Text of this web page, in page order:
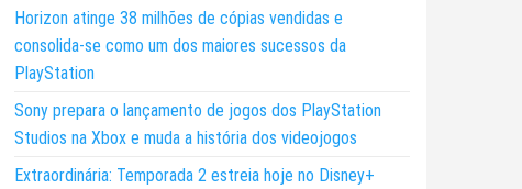
Horizon atinge 38 milhões de cópias vendidas e
consolida-se como um dos maiores sucessos da
PlayStation
Sony prepara o lançamento de jogos dos PlayStation
Studios na Xbox e muda a história dos videojogos
Extraordinária: Temporada 2 estreia hoje no Disney+